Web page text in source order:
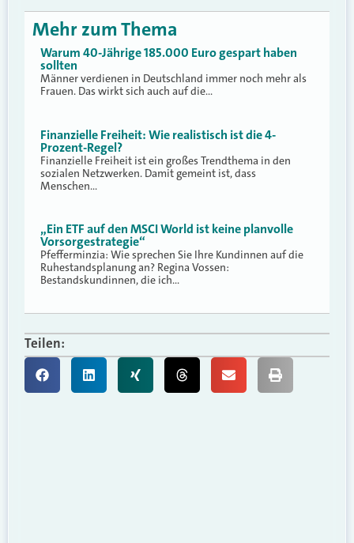
Mehr zum Thema
Warum 40-Jährige 185.000 Euro gespart haben
sollten
Männer verdienen in Deutschland immer noch mehr als
Frauen. Das wirkt sich auch auf die…
Finanzielle Freiheit: Wie realistisch ist die 4-
Prozent-Regel?
Finanzielle Freiheit ist ein großes Trendthema in den
sozialen Netzwerken. Damit gemeint ist, dass
Menschen…
„Ein ETF auf den MSCI World ist keine planvolle
Vorsorgestrategie“
Pfefferminzia: Wie sprechen Sie Ihre Kundinnen auf die
Ruhestandsplanung an? Regina Vossen:
Bestandskundinnen, die ich…
Teilen: